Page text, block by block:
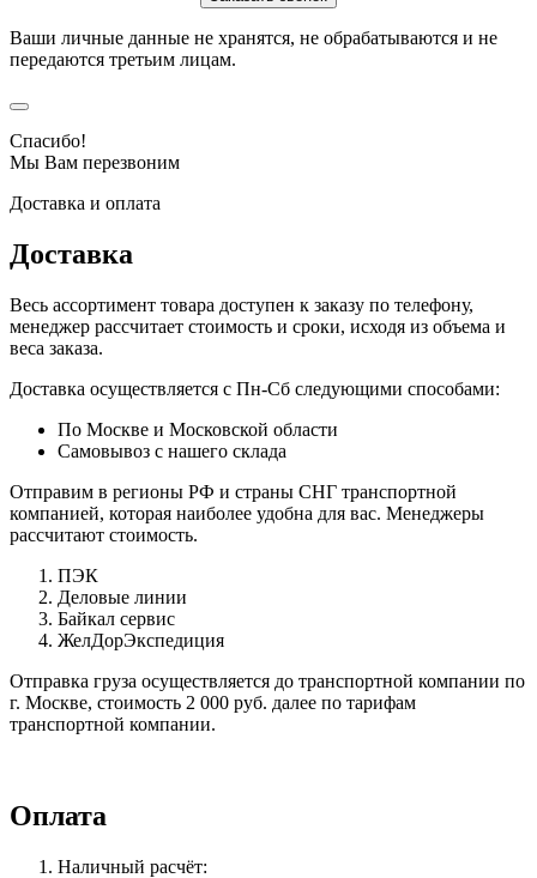
Ваши личные данные не хранятся, не обрабатываются и не
передаются третьим лицам.
Спасибо!
Мы Вам перезвоним
Доставка и оплата
Доставка
Весь ассортимент товара доступен к заказу по телефону,
менеджер рассчитает стоимость и сроки, исходя из объема и
веса заказа.
Доставка осуществляется с Пн-Сб следующими способами:
По Москве и Московской области
Самовывоз с нашего склада
Отправим в регионы РФ и страны СНГ транспортной
компанией, которая наиболее удобна для вас. Менеджеры
рассчитают стоимость.
ПЭК
Деловые линии
Байкал сервис
ЖелДорЭкспедиция
Отправка груза осуществляется до транспортной компании по
г. Москве, стоимость 2 000 руб. далее по тарифам
транспортной компании.
Оплата
Наличный расчёт: